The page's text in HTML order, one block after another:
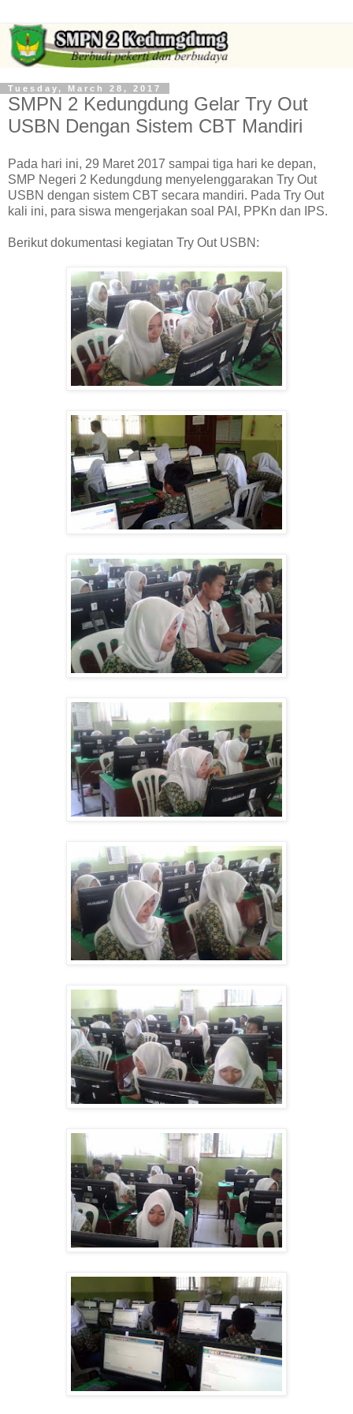
Tuesday, March 28, 2017
SMPN 2 Kedungdung Gelar Try Out
USBN Dengan Sistem CBT Mandiri
Pada hari ini, 29 Maret 2017 sampai tiga hari ke depan,
SMP Negeri 2 Kedungdung menyelenggarakan Try Out
USBN dengan sistem CBT secara mandiri. Pada Try Out
kali ini, para siswa mengerjakan soal PAI, PPKn dan IPS.
Berikut dokumentasi kegiatan Try Out USBN: